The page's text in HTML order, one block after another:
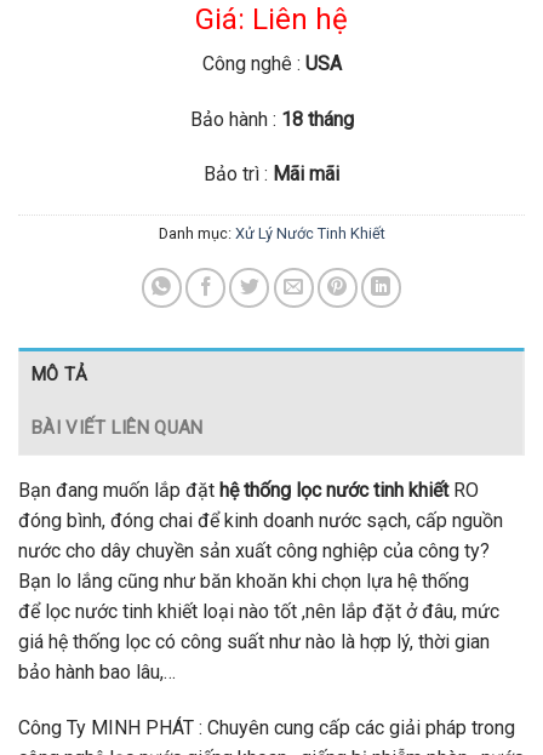
Giá: Liên hệ
Công nghê : USA
Bảo hành : 18 tháng
Bảo trì : Mãi mãi
Danh mục: Xử Lý Nước Tinh Khiết
MÔ TẢ
BÀI VIẾT LIÊN QUAN
Bạn đang muốn lắp đặt hệ thống lọc nước tinh khiếtRO
đóng bình, đóng chai để kinh doanh nước sạch, cấp nguồn
nước cho dây chuyền sản xuất công nghiệp của công ty?
Bạn lo lắng cũng như băn khoăn khi chọn lựa hệ thống
để lọc nước tinh khiết loại nào tốt ,nên lắp đặt ở đâu, mức
giá hệ thống lọc có công suất như nào là hợp lý, thời gian
bảo hành bao lâu,…
Công Ty MINH PHÁT : Chuyên cung cấp các giải pháp trong